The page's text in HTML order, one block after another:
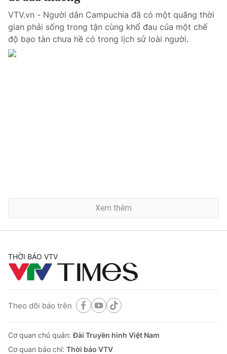
VTV.vn - Người dân Campuchia đã có một quãng thời
gian phải sống trong tận cùng khổ đau của một chế
độ bạo tàn chưa hề có trong lịch sử loài người.
Xem thêm
THỜI BÁO VTV
Theo dõi báo trên
Cơ quan chủ quản:Đài Truyền hình Việt Nam
Cơ quan báo chí: Thời báo VTV